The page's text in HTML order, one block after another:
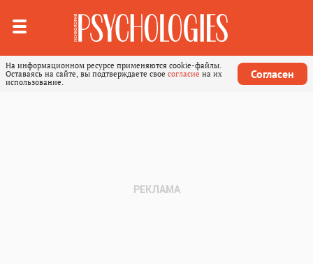
На информационном ресурсе применяются cookie-файлы.
Оставаясь на сайте, вы подтверждаете свое согласие на их
использование.
Согласен